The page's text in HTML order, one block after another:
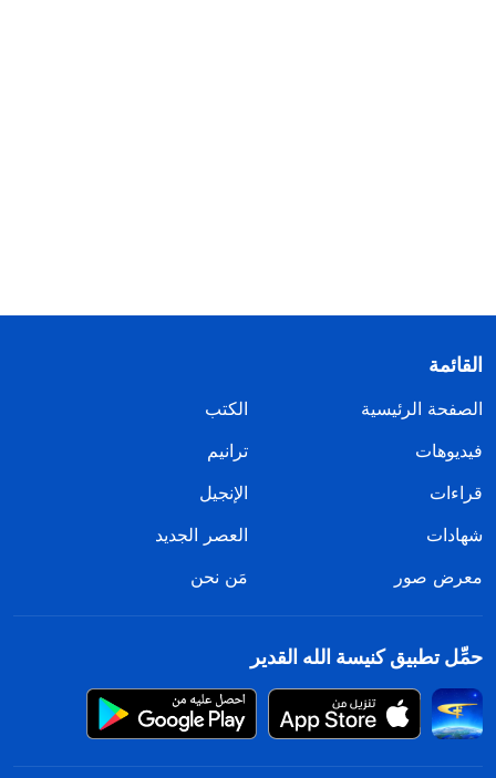
القائمة
الصفحة الرئيسية
الكتب
فيديوهات
ترانيم
قراءات
الإنجيل
شهادات
العصر الجديد
معرض صور
مَن نحن
حمِّل تطبيق كنيسة الله القدير